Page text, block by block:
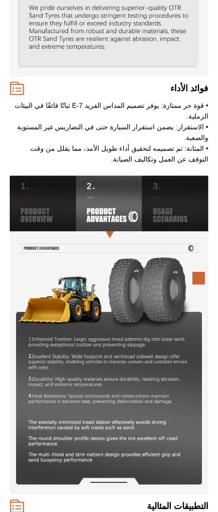
فوائد الأداء
• قوة جر ممتازة: يوفر تصميم المداس الفريد E-7 ثباتًا فائقًا في البيئات
الرملية.
• الاستقرار: يضمن استقرار السيارة حتى في التضاريس غير المستوية
والصعبة.
• المتانة: تم تصميمه لتحقيق أداء طويل الأمد، مما يقلل من وقت
التوقف عن العمل وتكاليف الصيانة.
التطبيقات المثالية